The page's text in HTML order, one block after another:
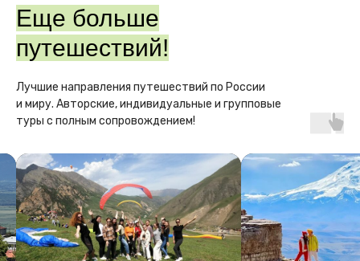
Еще больше
путешествий!
Лучшие направления путешествий по России
и миру. Авторские, индивидуальные и групповые
туры с полным сопровождением!
Come on Travel. Все права защищены.
Политика конфиденциальности
Публичная оферта
comeon.travel +7 (999) 415-63-00
мессенджер или позвоните:
Контакты